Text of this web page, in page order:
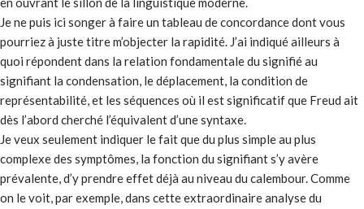
Je ne puis ici songer à faire un tableau de concordance dont vous
pourriez à juste titre m’objecter la rapidité. J’ai indiqué ailleurs à
quoi répondent dans la relation fondamentale du signifié au
signifiant la condensation, le déplacement, la condition de
représentabilité, et les séquences où il est significatif que Freud ait
dès l’abord cherché l’équivalent d’une syntaxe.
Je veux seulement indiquer le fait que du plus simple au plus
complexe des symptômes, la fonction du signifiant s’y avère
prévalente, d’y prendre effet déjà au niveau du calembour. Comme
on le voit, par exemple, dans cette extraordinaire analyse du